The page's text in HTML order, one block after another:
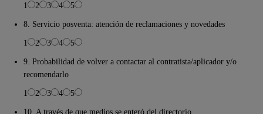
1
2 3 4
5
8. Servicio posventa: atención de reclamaciones y novedades
1
2 3 4
5
9. Probabilidad de volver a contactar al contratista/aplicador y/o
recomendarlo
1
2 3 4
5
10. A través de que medios se enteró del directorio